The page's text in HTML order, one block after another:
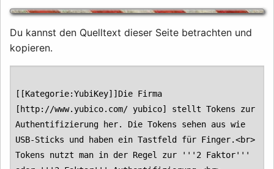
Du kannst den Quelltext dieser Seite betrachten und
kopieren.